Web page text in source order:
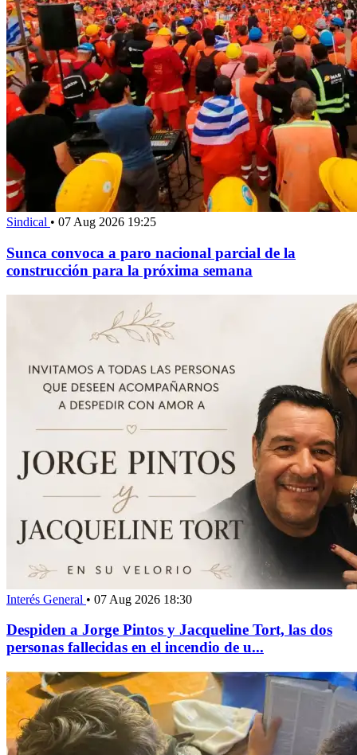
Sindical • 07 Aug 2026 19:25
Sunca convoca a paro nacional parcial de la
construcción para la próxima semana
Interés General • 07 Aug 2026 18:30
Despiden a Jorge Pintos y Jacqueline Tort, las dos
personas fallecidas en el incendio de u...